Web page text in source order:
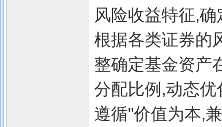
风险收益特征,
根据各类证券的
整确定基金资产
分配比例,动态
遵循"价值为本,